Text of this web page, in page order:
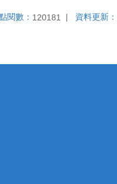
閱數： 120181 資料更新：